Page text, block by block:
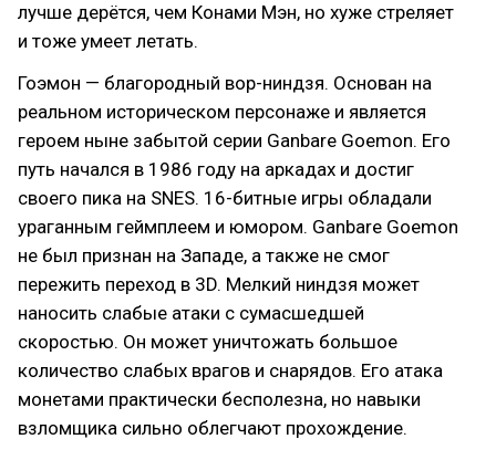
лучше дерётся, чем Конами Мэн, но хуже стреляет
и тоже умеет летать.
Гоэмон — благородный вор-ниндзя. Основан на
реальном историческом персонаже и является
героем ныне забытой серии Ganbare Goemon. Его
путь начался в 1986 году на аркадах и достиг
своего пика на SNES. 16-битные игры обладали
ураганным геймплеем и юмором. Ganbare Goemon
не был признан на Западе, а также не смог
пережить переход в 3D. Мелкий ниндзя может
наносить слабые атаки с сумасшедшей
скоростью. Он может уничтожать большое
количество слабых врагов и снарядов. Его атака
монетами практически бесполезна, но навыки
взломщика сильно облегчают прохождение.